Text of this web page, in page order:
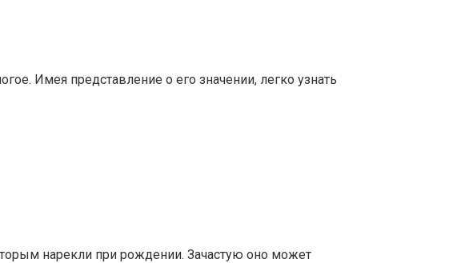
Имея представление о его значении, легко узнать
нарекли при рождении. Зачастую оно может